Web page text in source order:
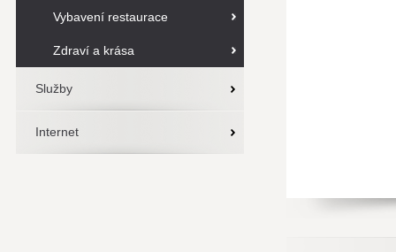
Vybavení restaurace
Zdraví a krása
Služby
Internet